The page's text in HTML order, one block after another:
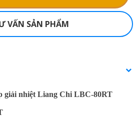
VẤN SẢN PHẨM
giải nhiệt Liang Chi LBC-80RT